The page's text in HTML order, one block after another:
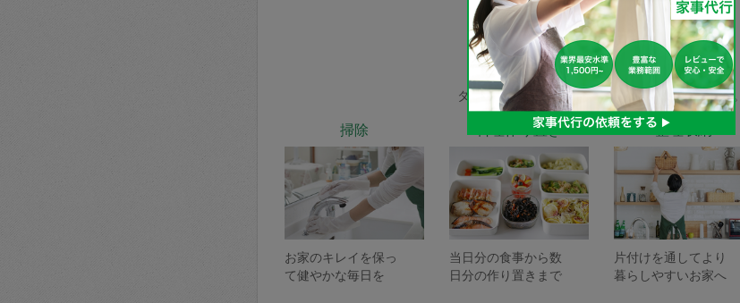
家事代行サービスの種類
タスカジで依頼できるサービスは下記となります。
掃除
お家のキレイを保っ
て健やかな毎日を
料理作り置き
当日分の食事から数
日分の作り置きまで
整理収納
片付けを通してより
暮らしやすいお家へ